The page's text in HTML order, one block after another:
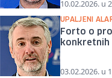
10.02.2026. u
UPALJENI
Forto o
konkretnih
03.02.2026. u